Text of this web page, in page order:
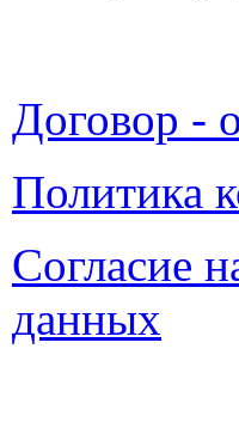
Договор -
Политика
Согласие
данных